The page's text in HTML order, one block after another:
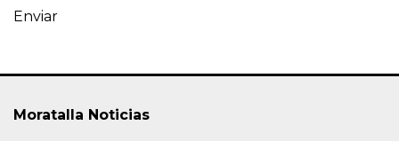
Moratalla Noticias